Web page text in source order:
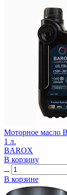
Моторное масло
1 л.
BAROX
В корзину
В корзине